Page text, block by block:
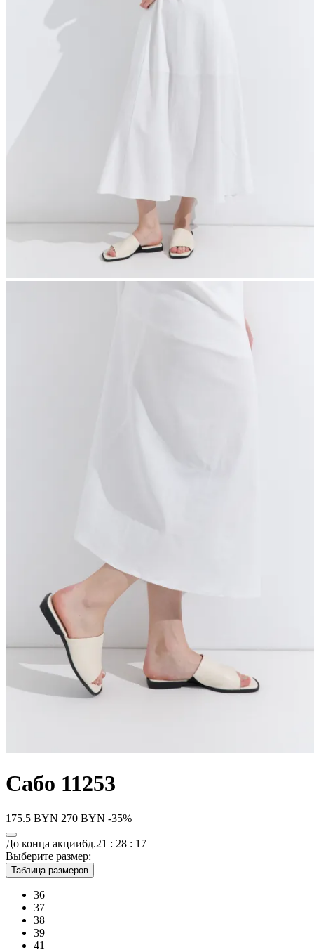
Сабо 11253
175.5 BYN 270 BYN -35%
До конца акции6д.21 : 28 : 17
Выберите размер:
Таблица размеров
36
37
38
39
41